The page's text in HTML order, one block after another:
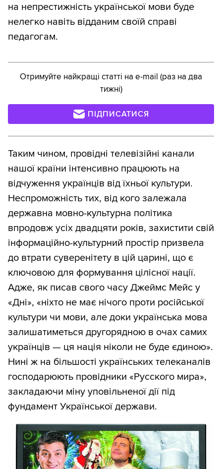
на непрестижність української мови буде
нелегко навіть відданим своїй справі
педагогам.
Отримуйте найкращі статті на e-mail (раз на два
тижні)
ПІДПИСАТИСЯ
Таким чином, провідні телевізійні канали
нашої країни інтенсивно працюють на
відчуження українців від їхньої культури.
Неспроможність тих, від кого залежала
державна мовно-культурна політика
впродовж усіх двадцяти років, захистити свій
інформаційно-культурний простір призвела
до втрати суверенітету в цій царині, що є
ключовою для формування цілісної нації.
Адже, як писав свого часу Джеймс Мейс у
«Дні», «ніхто не має нічого проти російської
культури чи мови, але доки українська мова
залишатиметься другорядною в очах самих
українців — ця нація ніколи не буде єдиною».
Нині ж на більшості українських телеканалів
господарюють провідники «Русского мира»,
закладаючи міну уповільненої дії під
фундамент Української держави.